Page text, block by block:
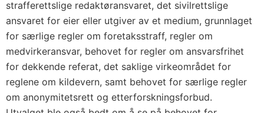
strafferettslige redaktøransvaret, det sivilrettslige
ansvaret for eier eller utgiver av et medium, grunnlaget
for særlige regler om foretaksstraff, regler om
medvirkeransvar, behovet for regler om ansvarsfrihet
for dekkende referat, det saklige virkeområdet for
reglene om kildevern, samt behovet for særlige regler
om anonymitetsrett og etterforskningsforbud.